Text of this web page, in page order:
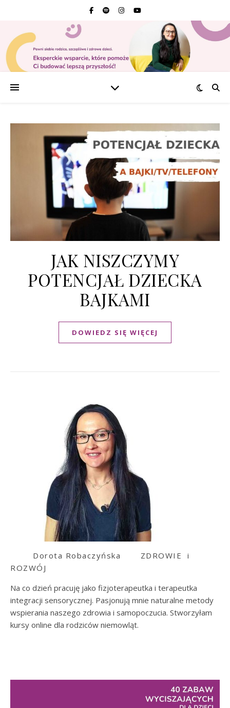
JAK NISZCZYMY
POTENCJAŁ DZIECKA
BAJKAMI
DOWIEDZ SIĘ WIĘCEJ
Dorota Robaczyńska ZDROWIE i
ROZWÓJ
Na co dzień pracuję jako fizjoterapeutka i terapeutka
integracji sensorycznej. Pasjonują mnie naturalne metody
wspierania naszego zdrowia i samopoczucia. Stworzyłam
kursy online dla rodziców niemowląt.